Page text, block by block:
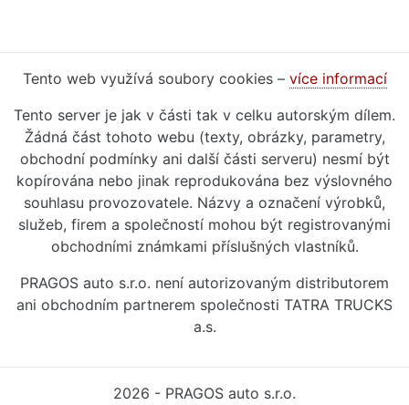
Tento web využívá soubory cookies – více informací
Tento server je jak v části tak v celku autorským dílem.
Žádná část tohoto webu (texty, obrázky, parametry,
obchodní podmínky ani další části serveru) nesmí být
kopírována nebo jinak reprodukována bez výslovného
souhlasu provozovatele. Názvy a označení výrobků,
služeb, firem a společností mohou být registrovanými
obchodními známkami příslušných vlastníků.
PRAGOS auto s.r.o. není autorizovaným distributorem
ani obchodním partnerem společnosti TATRA TRUCKS
a.s.
2026 - PRAGOS auto s.r.o.